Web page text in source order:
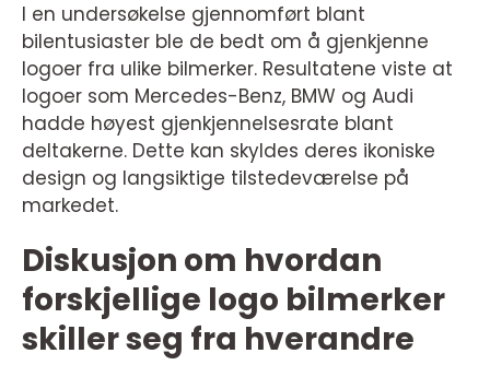
I en undersøkelse gjennomført blant
bilentusiaster ble de bedt om å gjenkjenne
logoer fra ulike bilmerker. Resultatene viste at
logoer som Mercedes-Benz, BMW og Audi
hadde høyest gjenkjennelsesrate blant
deltakerne. Dette kan skyldes deres ikoniske
design og langsiktige tilstedeværelse på
markedet.
Diskusjon om hvordan
forskjellige logo bilmerker
skiller seg fra hverandre